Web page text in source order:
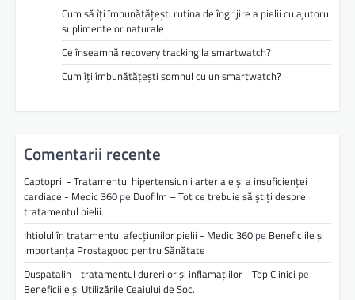
Cum să îți îmbunătățești rutina de îngrijire a pielii cu ajutorul
suplimentelor naturale
Ce înseamnă recovery tracking la smartwatch?
Cum îți îmbunătățești somnul cu un smartwatch?
Comentarii recente
Captopril - Tratamentul hipertensiunii arteriale și a insuficienței
cardiace - Medic 360 pe Duofilm – Tot ce trebuie să știți despre
tratamentul pielii.
Ihtiolul în tratamentul afecțiunilor pielii - Medic 360 pe Beneficiile și
Importanța Prostagood pentru Sănătate
Duspatalin - tratamentul durerilor și inflamațiilor - Top Clinici pe
Beneficiile și Utilizările Ceaiului de Soc.